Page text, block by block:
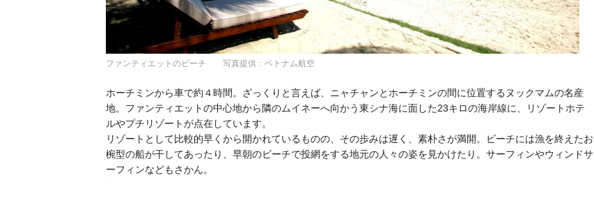
ファンティエットのビーチ 写真提供：ベトナム航空
ホーチミンから車で約４時間。ざっくりと言えば、ニャチャンとホーチミンの間に位置するヌックマムの名産
地。ファンティエットの中心地から隣のムイネーへ向かう東シナ海に面した23キロの海岸線に、リゾートホテ
ルやプチリゾートが点在しています。
リゾートとして比較的早くから開かれているものの、その歩みは遅く、素朴さが満開。ビーチには漁を終えたお
椀型の船が干してあったり、早朝のビーチで投網をする地元の人々の姿を見かけたり。サーフィンやウィンドサ
ーフィンなどもさかん。